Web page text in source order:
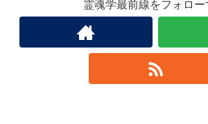
霊魂学最前線をフォロー